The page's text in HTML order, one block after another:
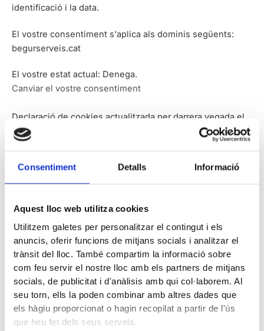
Consentiment Detalls Informació
Aquest lloc web utilitza cookies
Utilitzem galetes per personalitzar el contingut i els
anuncis, oferir funcions de mitjans socials i analitzar el
trànsit del lloc. També compartim la informació sobre
com feu servir el nostre lloc amb els partners de mitjans
socials, de publicitat i d'anàlisis amb qui col·laborem. Al
seu torn, ells la poden combinar amb altres dades que
els hàgiu proporcionat o hagin recopilat a partir de l'ús
que heu fet dels seus serveis.
identificació i la data.
El vostre consentiment s'aplica als dominis següents:
begurserveis.cat
El vostre estat actual: Denega.
Canviar el vostre consentiment
Declaració de cookies actualitzada per darrera vegada el
14/11/2024 per
Requeriments (5)
accessibles i permeten les funcions bàsiques com la
navegació o l’accés a les àrees segures del lloc web. El
lloc web no pot funcionar sense aquestes cookies.
Nom Proveïdor Propòsit
Durada
màxima
de
l'emma